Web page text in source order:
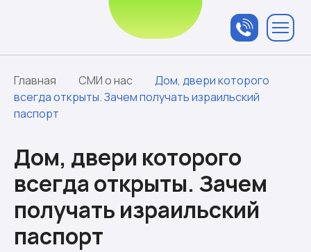
менеджером
Главная СМИ о нас
Дом, двери которого
всегда открыты. Зачем получать израильский
паспорт
Дом, двери которого
всегда открыты. Зачем
получать израильский
паспорт